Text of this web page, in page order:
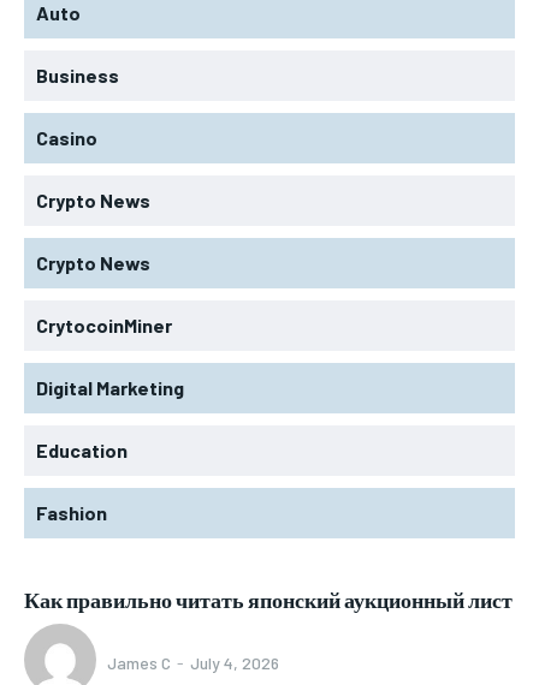
Auto
Business
Casino
Crypto News
Crypto News
CrytocoinMiner
Digital Marketing
Education
Fashion
Как правильно читать японский аукционный лист
James C - July 4, 2026